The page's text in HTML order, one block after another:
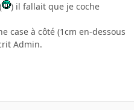
) il fallait que je coche
case à côté (1cm en-dessous
Admin.